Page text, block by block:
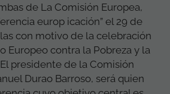
de La Comisión Europea,
europ icación” el 29 de
con motivo de la celebración
Europeo contra la Pobreza y la
presidente de la Comisión
Durao Barroso, será quien